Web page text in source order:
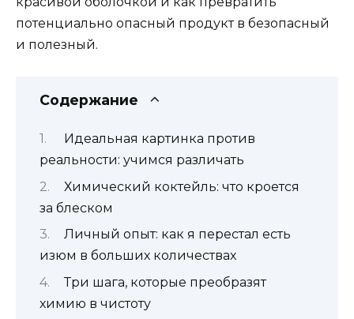
потенциально опасный продукт в безопасный
и полезный.
Содержание
Идеальная картинка против
реальности: учимся различать
Химический коктейль: что кроется
за блеском
Личный опыт: как я перестал есть
изюм в больших количествах
Три шага, которые преобразят
химию в чистоту